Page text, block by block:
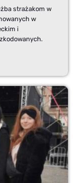
strażakom w
w
i